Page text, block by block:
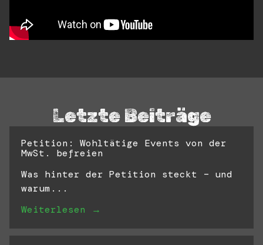
Letzte Beiträge
Petition: Wohltätige Events von der
MwSt. befreien
Was hinter der Petition steckt – und
warum...
Weiterlesen →